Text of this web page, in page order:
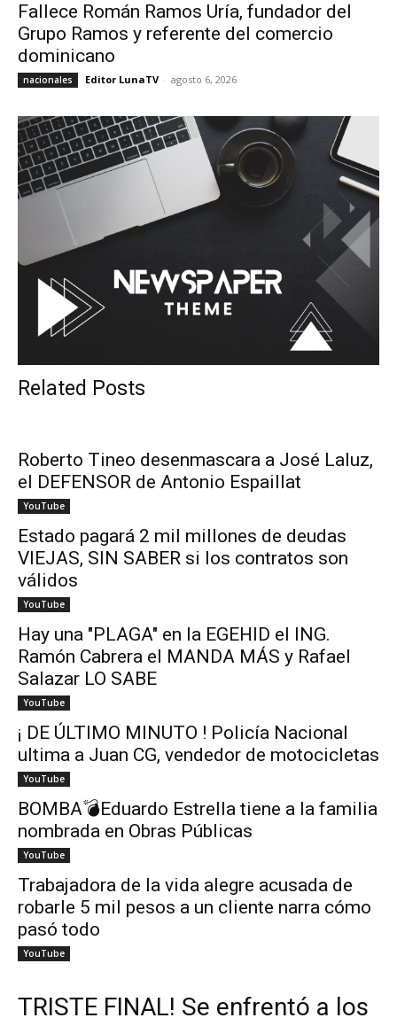
Fallece Román Ramos Uría, fundador del
Grupo Ramos y referente del comercio
dominicano
nacionales Editor LunaTV - agosto 6, 2026
Related Posts
Roberto Tineo desenmascara a José Laluz,
el DEFENSOR de Antonio Espaillat
YouTube
Estado pagará 2 mil millones de deudas
VIEJAS, SIN SABER si los contratos son
válidos
YouTube
Hay una "PLAGA" en la EGEHID el ING.
Ramón Cabrera el MANDA MÁS y Rafael
Salazar LO SABE
YouTube
¡ DE ÚLTIMO MINUTO ! Policía Nacional
ultima a Juan CG, vendedor de motocicletas
YouTube
BOMBA💣Eduardo Estrella tiene a la familia
nombrada en Obras Públicas
YouTube
Trabajadora de la vida alegre acusada de
robarle 5 mil pesos a un cliente narra cómo
pasó todo
YouTube
TRISTE FINAL! Se enfrentó a los